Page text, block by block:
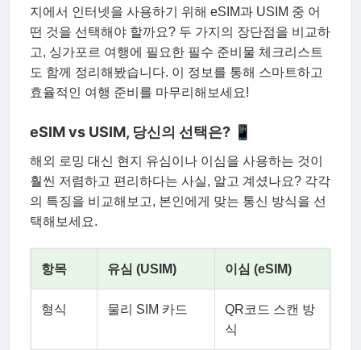
지에서 인터넷을 사용하기 위해 eSIM과 USIM 중 어
떤 것을 선택해야 할까요? 두 가지의 장단점을 비교하
고, 싱가포르 여행에 필요한 필수 준비물 체크리스트
도 함께 정리해봤습니다. 이 정보를 통해 스마트하고
효율적인 여행 준비를 마무리해보세요!
eSIM vs USIM, 당신의 선택은? 📱
해외 로밍 대신 현지 유심이나 이심을 사용하는 것이
훨씬 저렴하고 편리하다는 사실, 알고 계셨나요? 각각
의 특징을 비교해보고, 본인에게 맞는 통신 방식을 선
택해보세요.
항목 유심 (USIM) 이심 (eSIM)
형식 물리 SIM 카드
QR코드 스캔 방
식